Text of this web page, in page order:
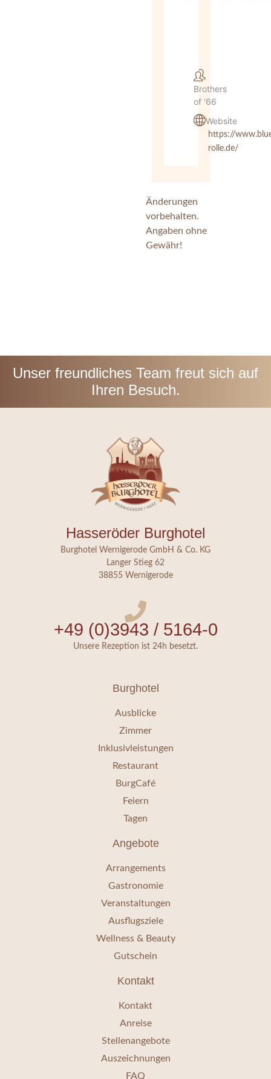
Brothers
of '66
Website
https://
rolle.de/
Änderungen
vorbehalten.
Angaben ohne
Gewähr!
Unser freundliches Team freut sich auf
Ihren Besuch.
Hasseröder Burghotel
Burghotel Wernigerode GmbH & Co. KG
Langer Stieg 62
38855 Wernigerode
+49 (0)3943 / 5164-0
Unsere Rezeption ist 24h besetzt.
Burghotel
Ausblicke
Zimmer
Inklusivleistungen
Restaurant
BurgCafé
Feiern
Tagen
Angebote
Arrangements
Gastronomie
Veranstaltungen
Ausflugsziele
Wellness & Beauty
Gutschein
Kontakt
Kontakt
Anreise
Stellenangebote
Auszeichnungen
FAQ